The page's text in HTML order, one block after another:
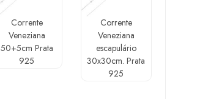
Corrente
Veneziana
50+5cm Prata
925
Corrente
Veneziana
escapulário
30x30cm. Prata
925